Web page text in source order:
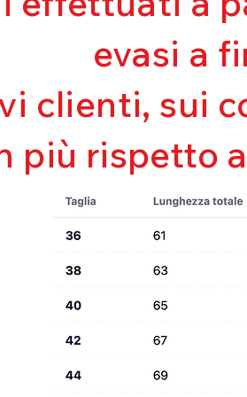
evasi a
clienti, sui
più rispetto